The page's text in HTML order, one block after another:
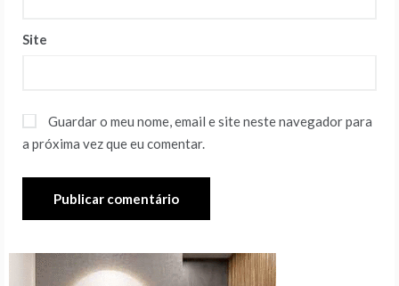
Site
Guardar o meu nome, email e site neste navegador para
a próxima vez que eu comentar.